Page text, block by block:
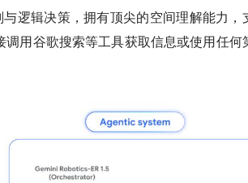
逻辑决策，拥有顶尖的空间理解能力，
用谷歌搜索等工具获取信息或使用任何